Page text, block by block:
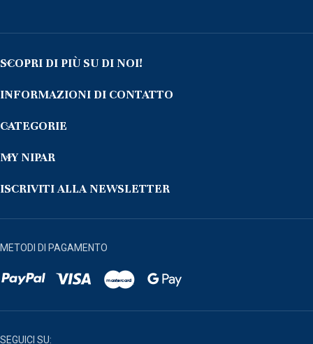
SCOPRI DI PIÙ SU DI NOI!
INFORMAZIONI DI CONTATTO
CATEGORIE
MY NIPAR
ISCRIVITI ALLA NEWSLETTER
METODI DI PAGAMENTO
SEGUICI SU: